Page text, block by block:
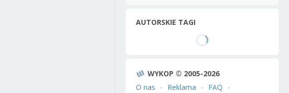
AUTORSKIE TAGI
WYKOP © 2005-2026
O nas
Reklama
FAQ